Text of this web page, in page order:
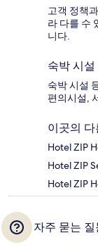
고객 정책
라 다를 수
니다.
숙박 시설
숙박 시설
편의시설,
이곳의 다
Hotel ZIP
Hotel ZIP
Hotel ZIP
자주 묻는